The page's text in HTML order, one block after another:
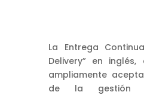
La Entrega
Delivery” en
ampliamente
de la gestión